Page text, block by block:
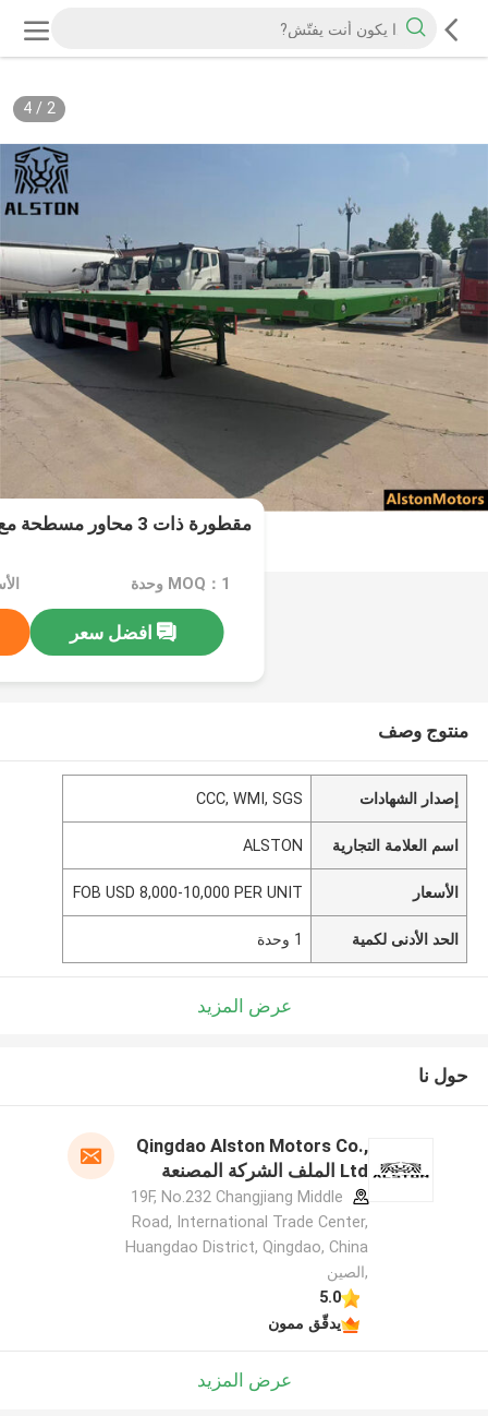
2
/
4
مقطورة ذات 3 محاور مسطحة مع 12 قفلًا لساحل العاج
MOQ：1 وحدة
افضل سعر
منتوج وصف
إصدار الشهادات CCC, WMI, SGS
اسم العلامة التجارية ALSTON
الأسعار FOB USD 8,000-10,000 PER UNIT
الحد الأدنى لكمية 1 وحدة
عرض المزيد
حول نا
Qingdao Alston Motors Co.,
Ltd الملف الشركة المصنعة
19F, No.232 Changjiang Middle
Road, International Trade Center,
Huangdao District, Qingdao, China
,الصين
5.0
يدقّق ممون
عرض المزيد